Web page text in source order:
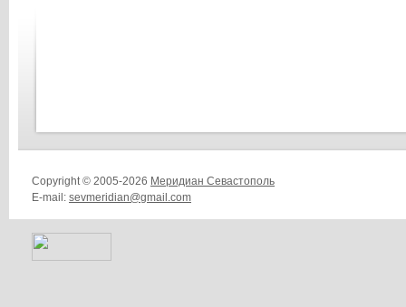
Copyright © 2005-2026 Меридиан Севастополь
E-mail: sevmeridian@gmail.com